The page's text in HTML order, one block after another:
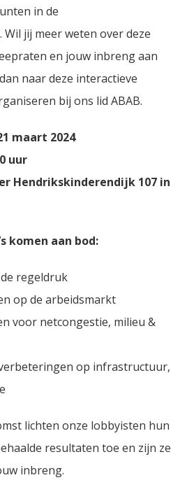
in de
jij meer weten over deze
en jouw inbreng aan
naar deze interactieve
bij ons lid ABAB.
maart 2024
uur
Hendrikskinderendijk 107 in
komen aan bod:
regeldruk
op de arbeidsmarkt
voor netcongestie, milieu &
op infrastructuur,
lichten onze lobbyisten hun
resultaten toe en zijn ze
inbreng.